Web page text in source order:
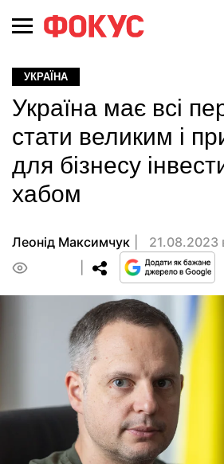
УКРАЇНА
Україна має всі
стати великим і
для бізнесу
хабом
Леонід Максимчук
21.08.2023